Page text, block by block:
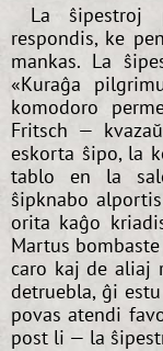
La ŝipestroj
respondis, ke
mankas. La
«Kuraĝa
komodoro
Fritsch —
eskorta ŝipo, la
tablo en la
ŝipknabo
orita kaĝo
Martus
caro kaj de aliaj
detruebla, ĝi
povas atendi
post li — la